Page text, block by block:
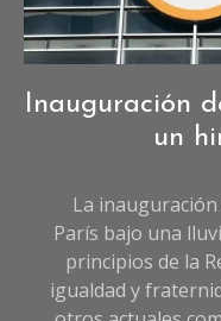
Inauguración
un
La inauguración
París bajo una
principios de la
igualdad y